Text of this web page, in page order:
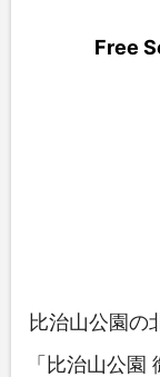
Free
比治山公園の
「比治山公